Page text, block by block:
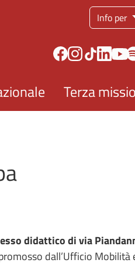
Info per
Terza
didattico di via
dall’Ufficio Mobilità